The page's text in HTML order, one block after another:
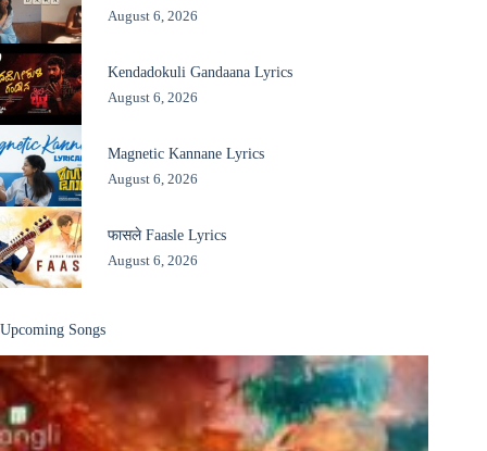
August 6, 2026
Kendadokuli Gandaana Lyrics
August 6, 2026
Magnetic Kannane Lyrics
August 6, 2026
फासले Faasle Lyrics
August 6, 2026
Upcoming Songs